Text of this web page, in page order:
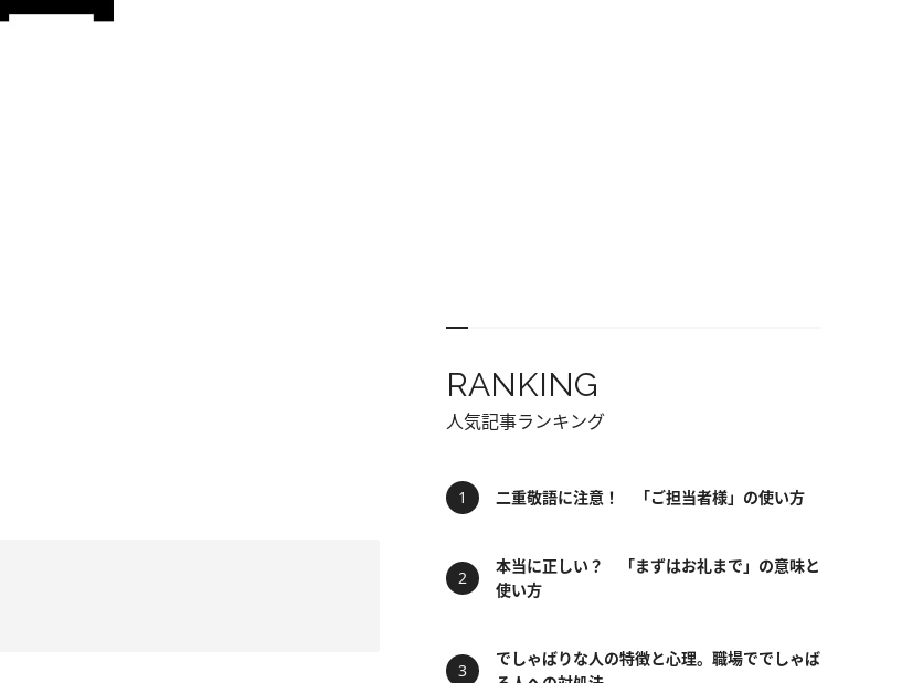
RANKING
人気記事ランキング
二重敬語に注意！ 「ご担当者様」の使い方
本当に正しい？ 「まずはお礼まで」の意味と
使い方
でしゃばりな人の特徴と心理。職場ででしゃば